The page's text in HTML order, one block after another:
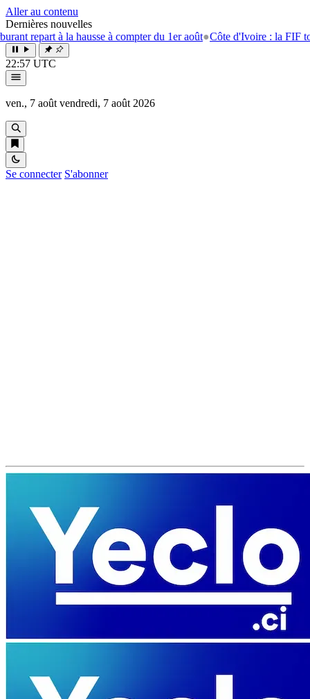
Aller au contenu
Dernières nouvelles
à la hausse à compter du 1er août●Côte d'Ivoire : la FIF tourne
22:57 UTC
ven., 7 août vendredi, 7 août 2026
Se connecter S'abonner